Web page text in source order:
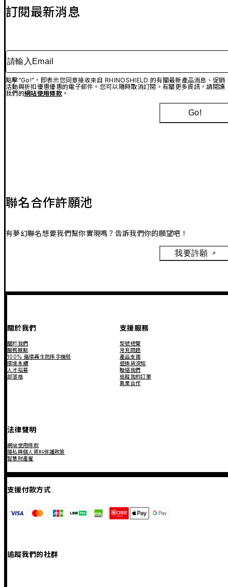
訂閱最新消息
請輸入Email
點擊“Go!”，即表示您同意接收來自 RHINOSHIELD 的有關最新產品消息、促銷
活動與折扣優惠優惠的電子郵件。您可以隨時取消訂閱。有關更多資訊，請閱讀
我們的網站使用條款。
Go!
聯名合作許願池
有夢幻聯名想要我們幫你實現嗎？告訴我們你的願望吧！
我要許願
關於我們
關於我們
服務據點
100% 循環再生防摔手機殼
環境永續
人才招募
部落格
支援服務
型號總覽
常見問題
產品支援
退換貨須知
聯絡我們
追蹤我的訂單
異業合作
法律聲明
網站使用條款
隱私與個人資料保護政策
智慧財產權
支援付款方式
追蹤我們的社群